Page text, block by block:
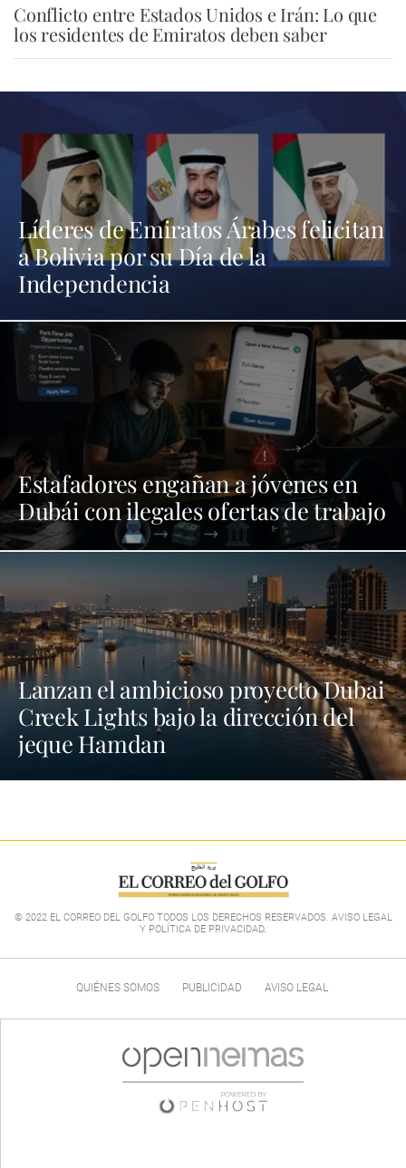
Conflicto entre Estados Unidos e Irán: Lo que
los residentes de Emiratos deben saber
Líderes de Emiratos Árabes felicitan
a Bolivia por su Día de la
Independencia
Estafadores engañan a jóvenes en
Dubái con ilegales ofertas de trabajo
Lanzan el ambicioso proyecto Dubai
Creek Lights bajo la dirección del
jeque Hamdan
© 2022 EL CORREO DEL GOLFO TODOS LOS DERECHOS RESERVADOS. AVISO LEGAL
Y POLÍTICA DE PRIVACIDAD.
QUIÉNES SOMOS PUBLICIDAD AVISO LEGAL